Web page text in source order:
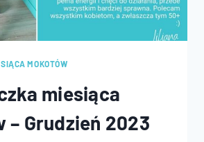
MOKOTÓW
miesiąca
– Grudzień 2023